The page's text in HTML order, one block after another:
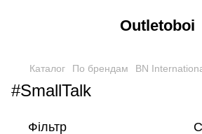
Outletoboi
Каталог По брендам BN
#SmallTalk
Фільтр